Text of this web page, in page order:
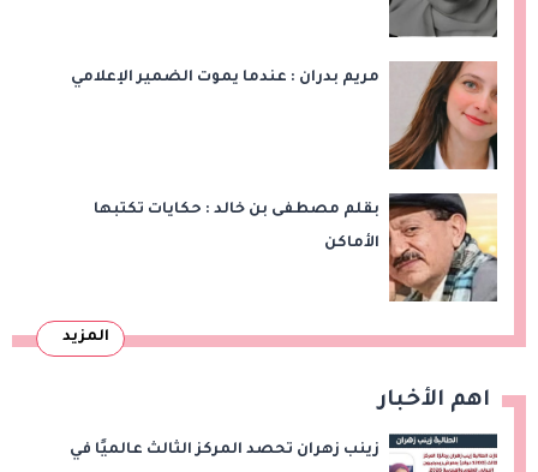
مريم بدران : عندما يموت الضمير الإعلامي
بقلم مصطفى بن خالد : حكايات تكتبها
الأماكن
المزيد
اهم الأخبار
زينب زهران تحصد المركز الثالث عالميًا في